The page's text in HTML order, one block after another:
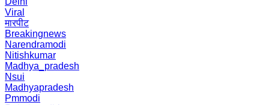
Viral
मारपीट
Breakingnews
Narendramodi
Nitishkumar
Madhya_pradesh
Nsui
Madhyapradesh
Pmmodi